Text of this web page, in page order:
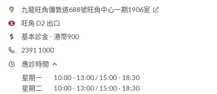
香港醫學專科學院院士 (眼科)
電話：
2391 1000
電郵：
eyebwong@gmail.com
養和醫院
香港浸信會醫院
聖德肋撒醫院
九龍旺角彌敦道688號旺角中心一期1906室
旺角 D2 出口
基本診金 - 港幣900
2391 1000
應診時間
星期一
10:00 - 13:00 / 15:00 - 18:30
星期二
10:00 - 13:00 / 15:00 - 18:30